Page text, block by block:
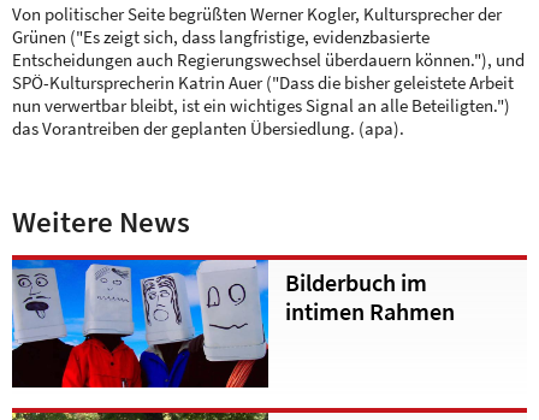
Von politischer Seite begrüßten Werner Kogler, Kultursprecher der
Grünen ("Es zeigt sich, dass langfristige, evidenzbasierte
Entscheidungen auch Regierungswechsel überdauern können."), und
SPÖ-Kultursprecherin Katrin Auer ("Dass die bisher geleistete Arbeit
nun verwertbar bleibt, ist ein wichtiges Signal an alle Beteiligten.")
das Vorantreiben der geplanten Übersiedlung. (apa).
Weitere News
Bilderbuch im
intimen Rahmen